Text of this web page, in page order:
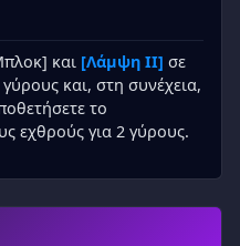
και [Λάμψη II] σε
και, στη συνέχεια,
το
εχθρούς για 2 γύρους.